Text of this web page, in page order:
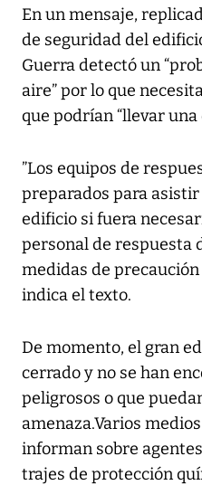
En un mensaje,
de seguridad del
Guerra detectó un
aire” por lo que
que podrían “llevar una
”Los equipos de
preparados para
edificio si fuera
personal de respuesta
medidas de precaución
indica el texto.
De momento, el gran
cerrado y no se han
peligrosos o que
amenaza.Varios
informan sobre
trajes de protección